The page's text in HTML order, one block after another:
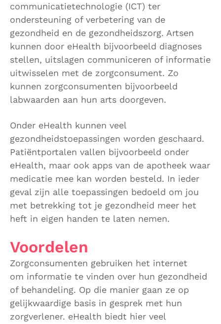
communicatietechnologie (ICT) ter
ondersteuning of verbetering van de
gezondheid en de gezondheidszorg. Artsen
kunnen door eHealth bijvoorbeeld diagnoses
stellen, uitslagen communiceren of informatie
uitwisselen met de zorgconsument. Zo
kunnen zorgconsumenten bijvoorbeeld
labwaarden aan hun arts doorgeven.
Onder eHealth kunnen veel
gezondheidstoepassingen worden geschaard.
Patiëntportalen vallen bijvoorbeeld onder
eHealth, maar ook apps van de apotheek waar
medicatie mee kan worden besteld. In ieder
geval zijn alle toepassingen bedoeld om jou
met betrekking tot je gezondheid meer het
heft in eigen handen te laten nemen.
Voordelen
Zorgconsumenten gebruiken het internet
om informatie te vinden over hun gezondheid
of behandeling. Op die manier gaan ze op
gelijkwaardige basis in gesprek met hun
zorgverlener. eHealth biedt hier veel